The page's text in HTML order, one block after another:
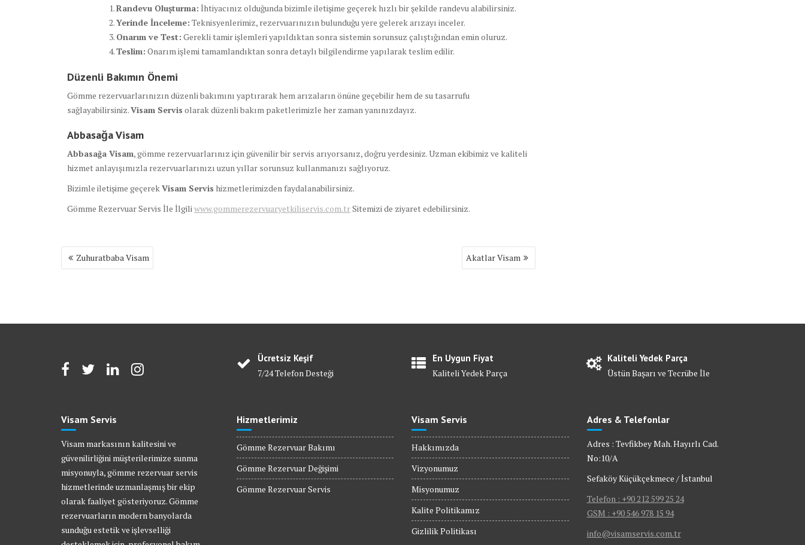
Randevu Oluşturma: İhtiyacınız olduğunda bizimle iletişime geçerek hızlı bir şekilde randevu alabilirsiniz.
Yerinde İnceleme: Teknisyenlerimiz, rezervuarınızın bulunduğu yere gelerek arızayı inceler.
Onarım ve Test: Gerekli tamir işlemleri yapıldıktan sonra sistemin sorunsuz çalıştığından emin oluruz.
Teslim: Onarım işlemi tamamlandıktan sonra detaylı bilgilendirme yapılarak teslim edilir.
Düzenli Bakımın Önemi
Gömme rezervuarlarınızın düzenli bakımını yaptırarak hem arızaların önüne geçebilir hem de su tasarrufu
sağlayabilirsiniz.Visam Servis olarak düzenli bakım paketlerimizle her zaman yanınızdayız.
Abbasağa Visam
Abbasağa Visam, gömme rezervuarlarınız için güvenilir bir servis arıyorsanız, doğru yerdesiniz. Uzman ekibimiz ve kaliteli
hizmet anlayışımızla rezervuarlarınızı uzun yıllar sorunsuz kullanmanızı sağlıyoruz.
Bizimle iletişime geçerekVisam Servis hizmetlerimizden faydalanabilirsiniz.
Gömme Rezervuar Servis İle İlgiliwww.gommerezervuaryetkiliservis.com.trSitemizi de ziyaret edebilirsiniz.
Yazı
gezinmesi
Zuhuratbaba Visam Akatlar Visam
Ücretsiz Keşif
7/24 Telefon Desteği
En Uygun Fiyat
Kaliteli Yedek Parça
Kaliteli Yedek Parça
Üstün Başarı ve Tecrübe İle
Visam Servis
Visam markasının kalitesini ve
güvenilirliğini müşterilerimize sunma
misyonuyla, gömme rezervuar servis
hizmetlerinde uzmanlaşmış bir ekip
olarak faaliyet gösteriyoruz. Gömme
rezervuarların modern banyolarda
sunduğu estetik ve işlevselliği
Hizmetlerimiz
Gömme Rezervuar Bakımı
Gömme Rezervuar Değişimi
Gömme Rezervuar Servis
Visam Servis
Hakkımızda
Vizyonumuz
Misyonumuz
Kalite Politikamız
Gizlilik Politikası
Adres & Telefonlar
Adres : Tevfikbey Mah. Hayırlı Cad.
No:10/A
Sefaköy Küçükçekmece / İstanbul
Telefon : +90 212 599 25 24
GSM : +90 546 978 15 94
info@visamservis.com.tr